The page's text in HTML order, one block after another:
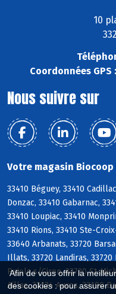
Afin de vous offrir la
des cookies : pour assurer
10
Coordonnées GPS :
Nous suivre sur
Votre magasin Biocoop
33410 Béguey, 33410
Donzac, 33410 Gabarnac,
33410 Loupiac, 33410
33410 Rions, 33410 Ste-
33640 Arbanats, 33720
Illats, 33720 Landiras, 33720
Pujols s/Ciron, 33720 St-
Aillas, 33124 Auros, 33190